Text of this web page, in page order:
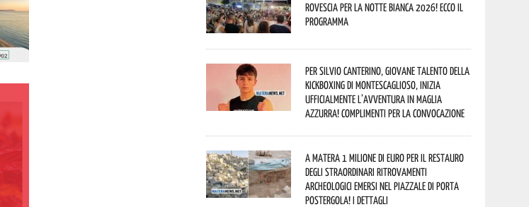
rovescia per la Notte Bianca 2026! Ecco il
programma
Per Silvio Canterino, giovane talento della
kickboxing di Montescaglioso, inizia
ufficialmente l’avventura in maglia
azzurra! Complimenti per la convocazione
A Matera 1 milione di euro per il restauro
degli straordinari ritrovamenti
archeologici emersi nel piazzale di Porta
Postergola! I dettagli